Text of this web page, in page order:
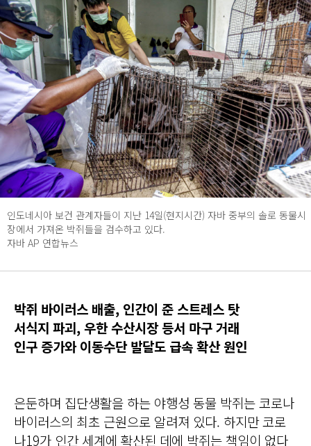
인도네시아 보건 관계자들이 지난 14일(현지시간) 자바 중부의 솔로 동물시
장에서 가져온 박쥐들을 검수하고 있다.
자바 AP 연합뉴스
박쥐 바이러스 배출, 인간이 준 스트레스 탓
서식지 파괴, 우한 수산시장 등서 마구 거래
인구 증가와 이동수단 발달도 급속 확산 원인
은둔하며 집단생활을 하는 야행성 동물 박쥐는 코로나
바이러스의 최초 근원으로 알려져 있다. 하지만 코로
나19가 인간 세계에 확산된 데에 박쥐는 책임이 없다